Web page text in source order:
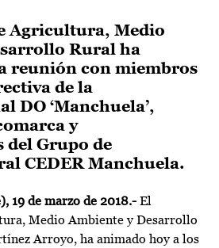
Agricultura, Medio
Rural ha
reunión con miembros
de la
DO ‘Manchuela’,
y
del Grupo de
CEDER Manchuela.
19 de marzo de 2018.- El
Medio Ambiente y Desarrollo
Arroyo, ha animado hoy a los